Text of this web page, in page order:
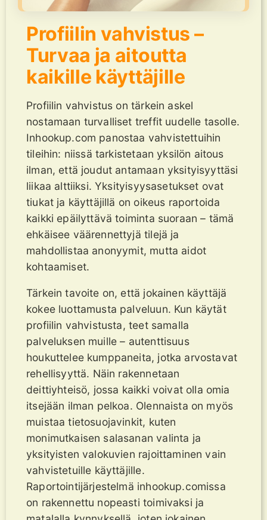
Profiilin vahvistus –
Turvaa ja aitoutta
kaikille käyttäjille
Profiilin vahvistus on tärkein askel
nostamaan turvalliset treffit uudelle tasolle.
Inhookup.com panostaa vahvistettuihin
tileihin: niissä tarkistetaan yksilön aitous
ilman, että joudut antamaan yksityisyyttäsi
liikaa alttiiksi. Yksityisyysasetukset ovat
tiukat ja käyttäjillä on oikeus raportoida
kaikki epäilyttävä toiminta suoraan – tämä
ehkäisee väärennettyjä tilejä ja
mahdollistaa anonyymit, mutta aidot
kohtaamiset.
Tärkein tavoite on, että jokainen käyttäjä
kokee luottamusta palveluun. Kun käytät
profiilin vahvistusta, teet samalla
palveluksen muille – autenttisuus
houkuttelee kumppaneita, jotka arvostavat
rehellisyyttä. Näin rakennetaan
deittiyhteisö, jossa kaikki voivat olla omia
itsejään ilman pelkoa. Olennaista on myös
muistaa tietosuojavinkit, kuten
monimutkaisen salasanan valinta ja
yksityisten valokuvien rajoittaminen vain
vahvistetuille käyttäjille.
Raportointijärjestelmä inhookup.comissa
on rakennettu nopeasti toimivaksi ja